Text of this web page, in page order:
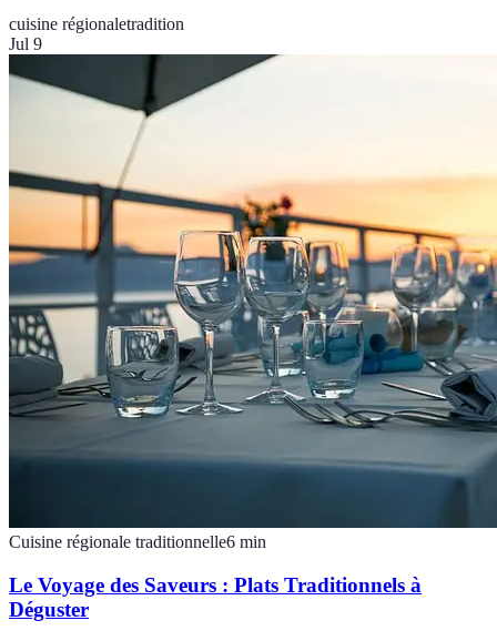
cuisine régionaletradition
Jul 9
Cuisine régionale traditionnelle6 min
Le Voyage des Saveurs : Plats Traditionnels à
Déguster